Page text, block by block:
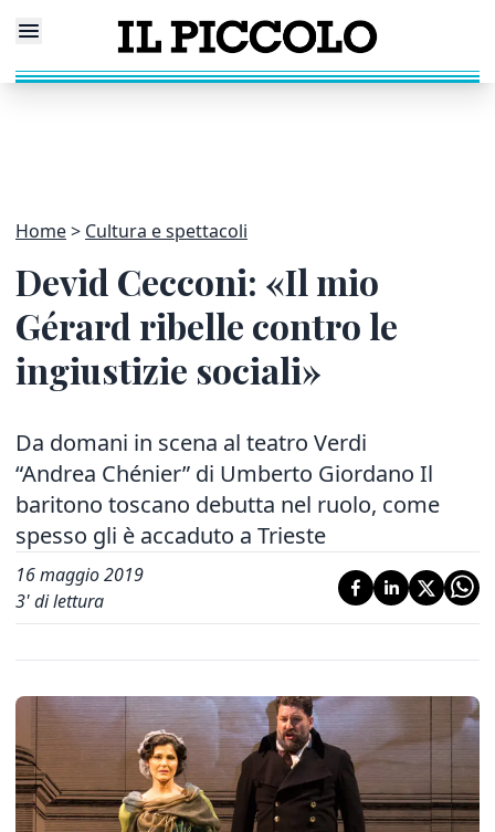
Home Cultura e spettacoli
Devid Cecconi: «Il mio
Gérard ribelle contro le
ingiustizie sociali»
Da domani in scena al teatro Verdi
“Andrea Chénier” di Umberto Giordano Il
baritono toscano debutta nel ruolo, come
spesso gli è accaduto a Trieste
16 maggio 2019
3' di lettura